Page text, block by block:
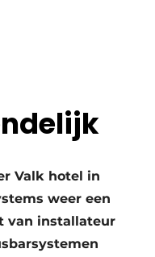
Valk hotel in
weer een
van installateur